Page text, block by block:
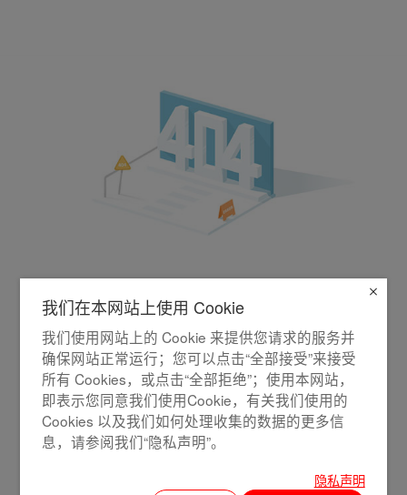
迷路了！可能原因：网络信号弱、找不到请求页
面、输入的网址不正确等
< 返回首页
我们在本网站上使用 Cookie
我们使用网站上的 Cookie 来提供您请求的服务并
确保网站正常运行；您可以点击“全部接受”来接受
所有 Cookies，或点击“全部拒绝”；使用本网站，
即表示您同意我们使用Cookie，有关我们使用的
Cookies 以及我们如何处理收集的数据的更多信
息，请参阅我们“隐私声明”。
隐私声明